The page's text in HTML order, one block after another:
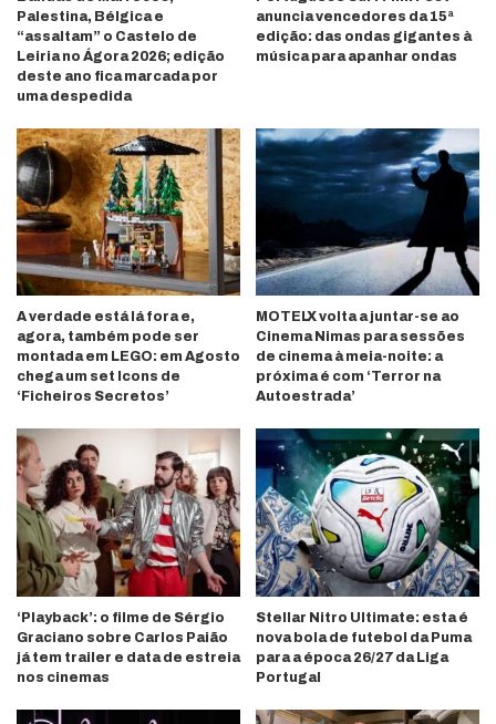
Palestina, Bélgica e
“assaltam” o Castelo de
Leiria no Ágora 2026; edição
deste ano fica marcada por
uma despedida
anuncia vencedores da 15ª
edição: das ondas gigantes à
música para apanhar ondas
A verdade está lá fora e,
agora, também pode ser
montada em LEGO: em Agosto
chega um set Icons de
‘Ficheiros Secretos’
MOTELX volta a juntar-se ao
Cinema Nimas para sessões
de cinema à meia-noite: a
próxima é com ‘Terror na
Autoestrada’
‘Playback’: o filme de Sérgio
Graciano sobre Carlos Paião
já tem trailer e data de estreia
nos cinemas
Stellar Nitro Ultimate: esta é
nova bola de futebol da Puma
para a época 26/27 da Liga
Portugal